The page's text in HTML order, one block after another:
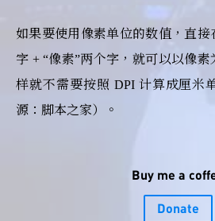
如果要使用像素单位的数值，直
字 + “像素”两个字，就可以以像
样就不需要按照 DPI 计算成厘米
源：脚本之家）。
Buy me a
Donate